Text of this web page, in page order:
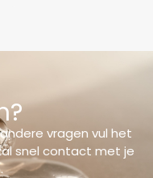
vragen vul het
snel contact met je